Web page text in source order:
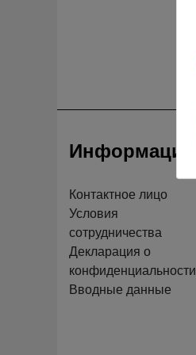
Информация
Контактное лицо
Условия
сотрудничества
Декларация о
конфиденциальности
Вводные данные